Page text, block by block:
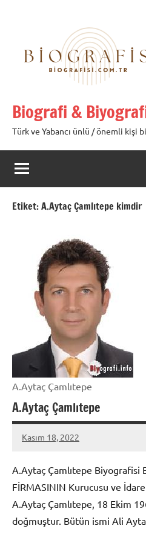
Biografi &
Türk ve Yabancı ünlü / önemli kişi
Etiket:A.Aytaç Çamlıtepe kimdir
A.Aytaç Çamlıtepe
A.Aytaç Çamlıtepe
Kasım 18, 2022
admin
A.Aytaç Çamlıtepe Biyografisi
FİRMASININ Kurucusu ve İdare
A.Aytaç Çamlıtepe, 18 Ekim
doğmuştur. Bütün ismi Ali